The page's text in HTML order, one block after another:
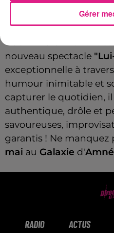
54-75€
Gad Elmaleh
revient
nouveau spectacle
exceptionnelle à
humour inimitable et
capturer le quotidien,
authentique, drôle et
savoureuses,
garantis ! Ne manquez
mai au Galaxie d'
RADIO ACTUS
Gérer